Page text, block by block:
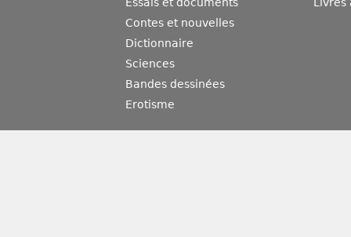
Essais et documents
Contes et nouvelles
Dictionnaire
Sciences
Bandes dessinées
Erotisme
Livres